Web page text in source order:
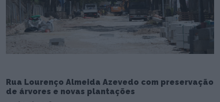
Rua Lourenço Almeida Azevedo com preservação
de árvores e novas plantações